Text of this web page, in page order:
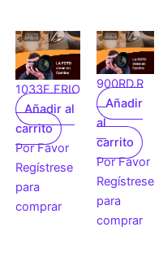
1033E.FRIO
Añadir al
carrito
Por Favor
Regístrese
para
comprar
900RD.R
Añadir
al
carrito
Por Favor
Regístrese
para
comprar